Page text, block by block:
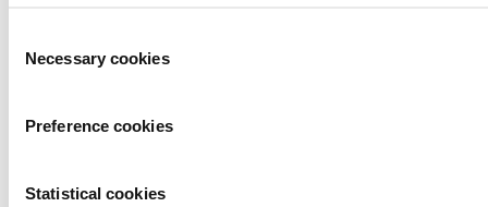
Necessary cookies
Preference cookies
Statistical cookies